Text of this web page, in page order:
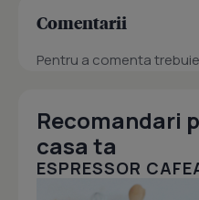
Comentarii
Pentru a comenta
Recomandari
casa ta
ESPRESSOR